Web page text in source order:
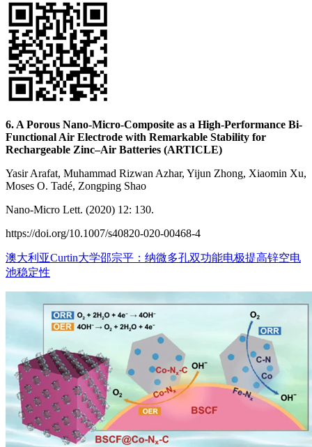
6. A Porous Nano-Micro-Composite as a High-Performance Bi-
Functional Air Electrode with Remarkable Stability for
Rechargeable Zinc–Air Batteries (ARTICLE)
Yasir Arafat, Muhammad Rizwan Azhar, Yijun Zhong, Xiaomin Xu,
Moses O. Tadé, Zongping Shao
Nano-Micro Lett. (2020) 12: 130.
https://doi.org/10.1007/s40820-020-00468-4
澳大利亚Curtin大学邵宗平：纳微多孔双功能电极提高锌空电
池稳定性